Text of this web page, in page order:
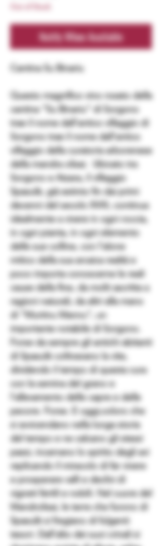
Out of Stock
Notify When Available
Cantina Su Binariu
Questo magnifico vino rosato della
cantina "Su Binariu" di Sorgono
trae il nome dall'antico villaggio di
Sorgono trae il nome dall'antico
villaggio della curatoria arborenese
della mandra olisai. Ubicato tra
Sorgono e Atzara, il villaggio
Spasulè, già estinto fin dai primi
decenni del secolo XVIII, continua
idealmente a vivere in ogni roccia,
in ogni pianta, in ogni elemento
delle sue colline, con l'alone
mitico della sua arcaica realtà e
poco importa conoscerne le reali
cause della fine, da molti ascritta a
ragioni naturali, da altri alla mano
di "Murtinu Mannu", un
importante notabile di Sorgono.
Forse da sempre gli antichi abitanti
di Spasulè coltivavano la vite,
dividendo il tempo di questa cura
con la semina del grano e
l'allevamento delle capre e delle
pecore. Forse. E oggi,coloro che
si avvicendano nella lunga storia
del tempo e ne calcano gli stessi
passi, incarnano lo spirito degli avi
replicando il miracolo di far vivere
e prosperare valli e declivi di
vigneti fertili e nobili. Nel cuore del
Mandrolisai, le terre che furono di
Spasulè si fregiano di fulgenti
tesori. Dall'alto dei suoi crinali si